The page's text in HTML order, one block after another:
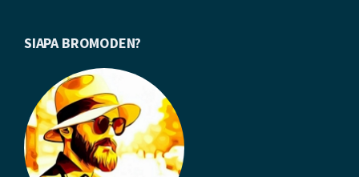
Footer
SIAPA BROMODEN?